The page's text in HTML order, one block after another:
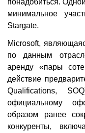
минимальное
Stargate.
Microsoft,
по данным
аренду «пары
действие
Qualifications,
официальному
образом ранее
конкуренты,